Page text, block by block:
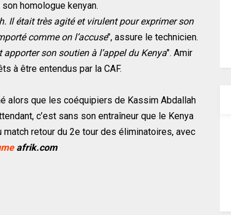
homologue kenyan.
Il était très agité et virulent pour exprimer son
comme on l’accuse", assure le technicien.
son soutien à l’appel du Kenya". Amir
à être entendus par la CAF.
alors que les coéquipiers de Kassim Abdallah
c’est sans son entraîneur que le Kenya
retour du 2e tour des éliminatoires, avec
afrik.com